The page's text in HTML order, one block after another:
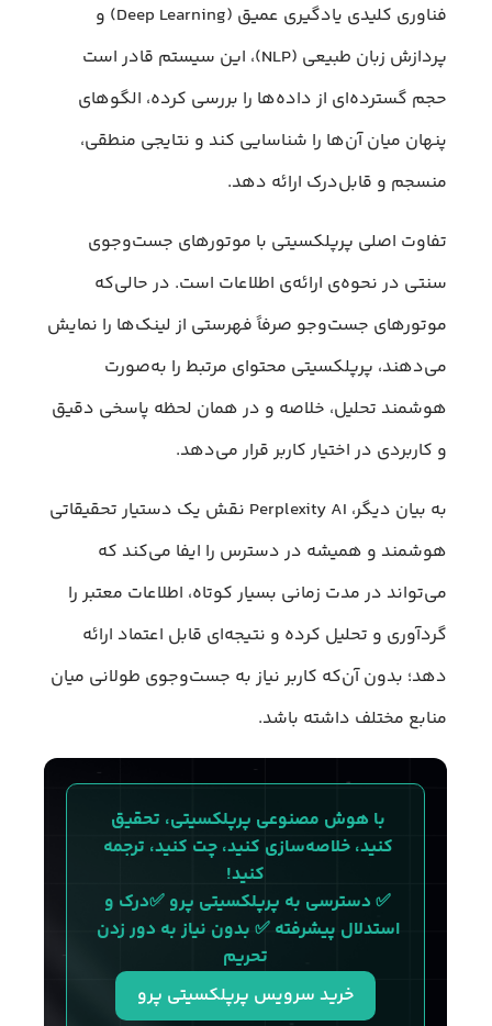
فناوری کلیدی یادگیری عمیق (Deep Learning) و
پردازش زبان طبیعی (NLP)، این سیستم قادر است
حجم گسترده‌ای از داده‌ها را بررسی کرده، الگوهای
پنهان میان آن‌ها را شناسایی کند و نتایجی منطقی،
منسجم و قابل‌درک ارائه دهد.
تفاوت اصلی پرپلکسیتی با موتورهای جست‌وجوی
سنتی در نحوه‌ی ارائه‌ی اطلاعات است. در حالی‌که
موتورهای جست‌وجو صرفاً فهرستی از لینک‌ها را نمایش
می‌دهند، پرپلکسیتی محتوای مرتبط را به‌صورت
هوشمند تحلیل، خلاصه و در همان لحظه پاسخی دقیق
و کاربردی در اختیار کاربر قرار می‌دهد.
به بیان دیگر، Perplexity AI نقش یک دستیار تحقیقاتی
هوشمند و همیشه‌ در‌ دسترس را ایفا می‌کند که
می‌تواند در مدت زمانی بسیار کوتاه، اطلاعات معتبر را
گردآوری و تحلیل کرده و نتیجه‌ای قابل اعتماد ارائه
دهد؛ بدون آن‌که کاربر نیاز به جست‌وجوی طولانی میان
منابع مختلف داشته باشد.
با هوش مصنوعی پرپلکسیتی، تحقیق
کنید، خلاصه‌سازی کنید، چت کنید، ترجمه
کنید!
✅ دسترسی به پرپلکسیتی پرو ✅درک و
استدلال پیشرفته ✅ بدون نیاز به دور زدن
تحریم
خرید سرویس پرپلکسیتی پرو